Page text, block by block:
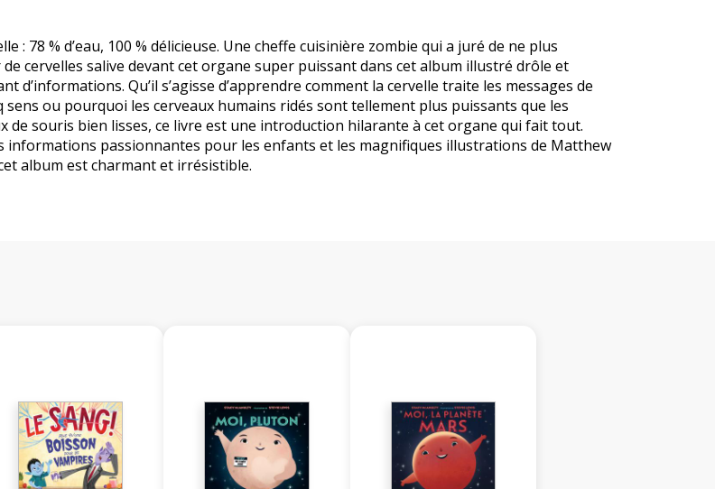
: 78 % d’eau, 100 % délicieuse. Une cheffe cuisinière zombie qui a juré de ne plus
cervelles salive devant cet organe super puissant dans cet album illustré drôle et
d’informations. Qu’il s’agisse d’apprendre comment la cervelle traite les messages de
sens ou pourquoi les cerveaux humains ridés sont tellement plus puissants que les
de souris bien lisses, ce livre est une introduction hilarante à cet organe qui fait tout.
informations passionnantes pour les enfants et les magnifiques illustrations de Matthew
album est charmant et irrésistible.